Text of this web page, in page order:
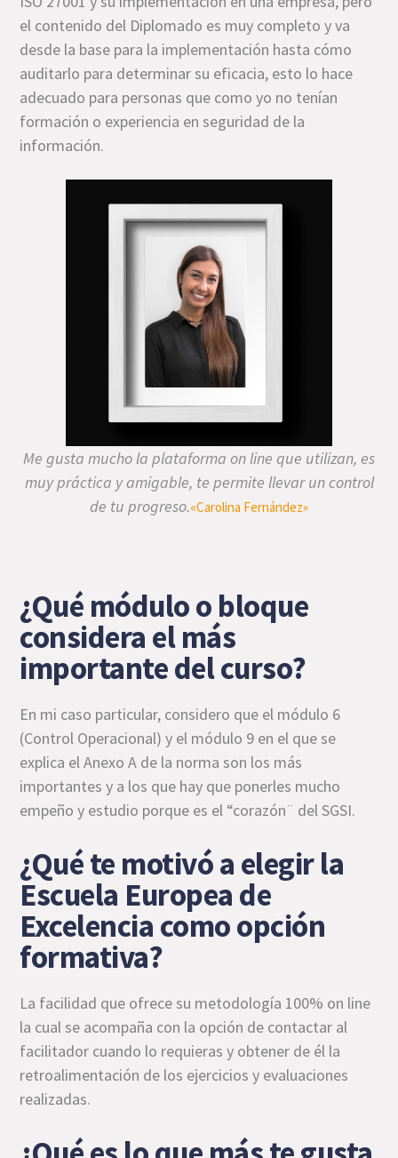
el contenido del Diplomado es muy completo y va
desde la base para la implementación hasta cómo
auditarlo para determinar su eficacia, esto lo hace
adecuado para personas que como yo no tenían
formación o experiencia en seguridad de la
información.
Me gusta mucho la plataforma on line que utilizan, es
muy práctica y amigable, te permite llevar un control
de tu progreso.«Carolina Fernández»
¿Qué módulo o bloque
considera el más
importante del curso?
En mi caso particular, considero que el módulo 6
(Control Operacional) y el módulo 9 en el que se
explica el Anexo A de la norma son los más
importantes y a los que hay que ponerles mucho
empeño y estudio porque es el “corazón¨ del SGSI.
¿Qué te motivó a elegir la
Escuela Europea de
Excelencia como opción
formativa?
La facilidad que ofrece su metodología 100% on line
la cual se acompaña con la opción de contactar al
facilitador cuando lo requieras y obtener de él la
retroalimentación de los ejercicios y evaluaciones
realizadas.